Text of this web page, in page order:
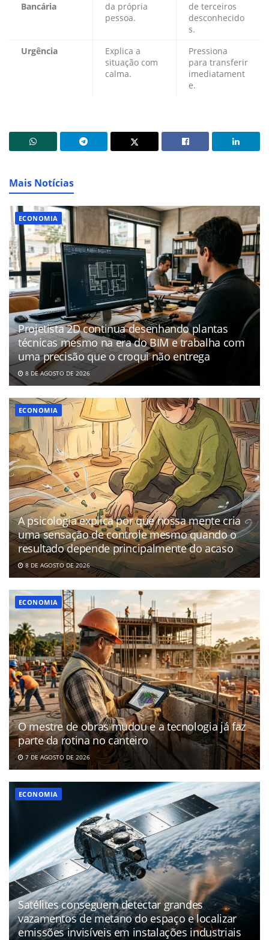
Bancária
da própria
pessoa.
de terceiros
desconhecido
s.
Urgência
Explica a
situação com
calma.
Pressiona
para transferir
imediatament
e.
Mais Notícias
ECONOMIA
Projetista 2D continua desenhando plantas
técnicas mesmo na era do BIM e trabalha com
uma precisão que o croqui não entrega
8 DE AGOSTO DE 2026
ECONOMIA
A psicologia explica por que nossa mente cria
uma sensação de controle mesmo quando o
resultado depende principalmente do acaso
8 DE AGOSTO DE 2026
ECONOMIA
O mestre de obras mudou e a tecnologia já faz
parte da rotina no canteiro
7 DE AGOSTO DE 2026
ECONOMIA
Satélites conseguem detectar grandes
vazamentos de metano do espaço e localizar
emissões invisíveis em instalações industriais